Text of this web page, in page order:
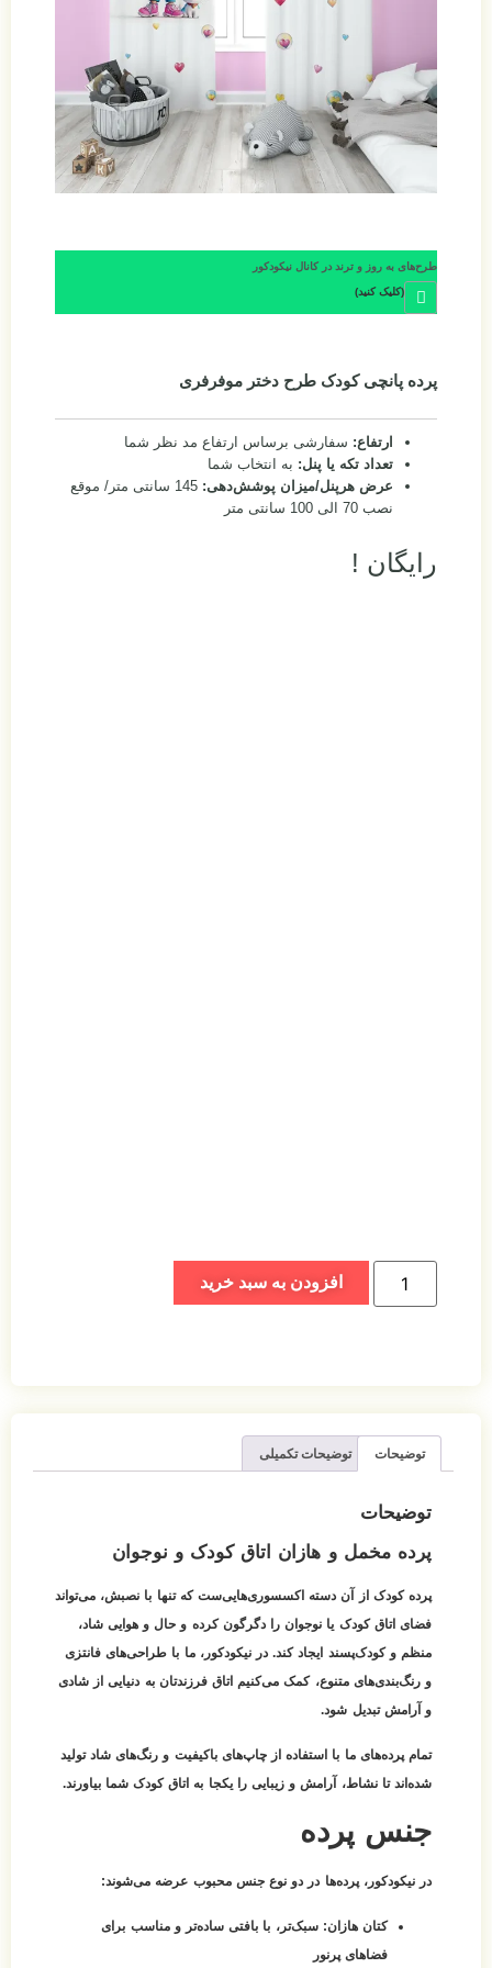
طرح‌های به روز و ترند در کانال نیکودکور
(کلیک کنید)
پرده پانچی کودک طرح دختر موفرفری
ارتفاع: سفارشی برساس ارتفاع مد نظر شما
تعداد تکه یا پنل: به انتخاب شما
عرض هرپنل/میزان پوشش‌دهی:
145 سانتی متر/ موقع
نصب 70 الی 100 سانتی متر
رایگان !
افزودن به سبد خرید
توضیحات توضیحات تکمیلی
توضیحات
پرده مخمل و هازان اتاق کودک و نوجوان
پرده کودک از آن دسته اکسسوری‌هایی‌ست که تنها با نصبش، می‌تواند
فضای اتاق کودک یا نوجوان را دگرگون کرده و حال و هوایی شاد،
منظم و کودک‌پسند ایجاد کند. در نیکودکور، ما با طراحی‌های فانتزی
و رنگ‌بندی‌های متنوع، کمک می‌کنیم اتاق فرزندتان به دنیایی از شادی
و آرامش تبدیل شود.
تمام پرده‌های ما با استفاده از چاپ‌های باکیفیت و رنگ‌های شاد تولید
شده‌اند تا نشاط، آرامش و زیبایی را یکجا به اتاق کودک شما بیاورند.
جنس پرده
در نیکودکور، پرده‌ها در دو نوع جنس محبوب عرضه می‌شوند:
کتان هازان: سبک‌تر، با بافتی ساده‌تر و مناسب برای
فضاهای پرنور